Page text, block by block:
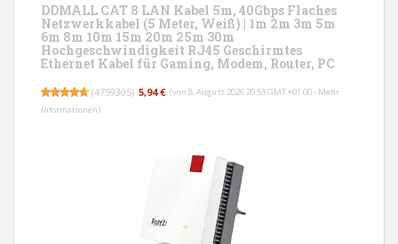
DDMALL CAT 8 LAN Kabel 5m, 40Gbps Flaches
Netzwerkkabel (5 Meter, Weiß) | 1m 2m 3m 5m
6m 8m 10m 15m 20m 25m 30m
Hochgeschwindigkeit RJ45 Geschirmtes
Ethernet Kabel für Gaming, Modem, Router, PC
(4759305) 5,94 € (von 8. August 2026 20:53 GMT +01:00 - Mehr
Informationen)